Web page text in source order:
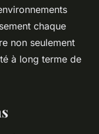
chaque
non seulement
à long terme de